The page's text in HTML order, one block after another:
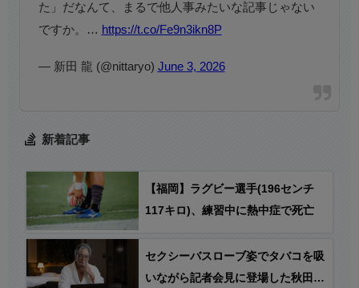
た」だなんて、まるで他人事みたいな記事じゃない
ですか。… https://t.co/Fe9n3ikn8P
— 新田 龍 (@nittaryo) June 3, 2026
新着記事
【福岡】ラグビー選手(196センチ
117キロ)、練習中に熱中症で死亡
セクシーバスローブ姿でタバコを吸
いながら記者会見に登場した秋田県